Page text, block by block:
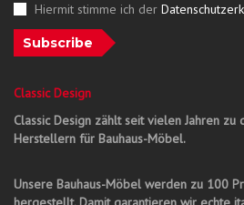
Hiermit stimme ich der
Subscribe
Classic Design
Classic Design zählt seit vielen Jahren
Herstellern für Bauhaus-Möbel.
Unsere Bauhaus-Möbel werden zu 100